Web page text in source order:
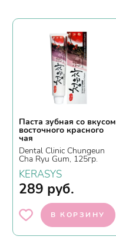
Паста зубная со вкусом
восточного красного
чая
Dental Clinic Chungeun
Cha Ryu Gum, 125гр.
KERASYS
289 руб.
В КОРЗИНУ